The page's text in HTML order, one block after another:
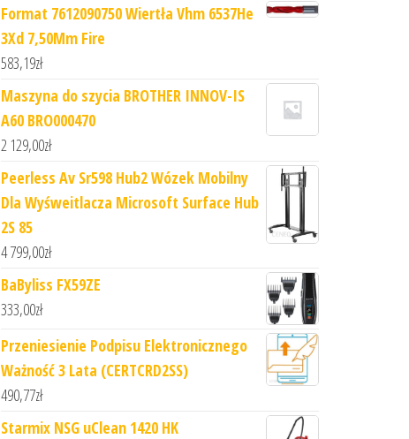
Format 7612090750 Wiertła Vhm 6537He
3Xd 7,50Mm Fire
583,19zł
Maszyna do szycia BROTHER INNOV-IS
A60 BRO000470
2 129,00zł
Peerless Av Sr598 Hub2 Wózek Mobilny
Dla Wyśweitlacza Microsoft Surface Hub
2S 85
4 799,00zł
BaByliss FX59ZE
333,00zł
Przeniesienie Podpisu Elektronicznego
Ważność 3 Lata (CERTCRD2SS)
490,77zł
Starmix NSG uClean 1420 HK